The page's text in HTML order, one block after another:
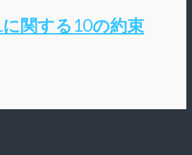
関する10の約束